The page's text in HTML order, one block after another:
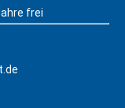
frei